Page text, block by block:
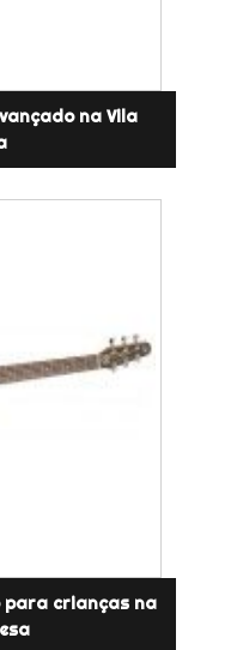
na Vila
para crianças na